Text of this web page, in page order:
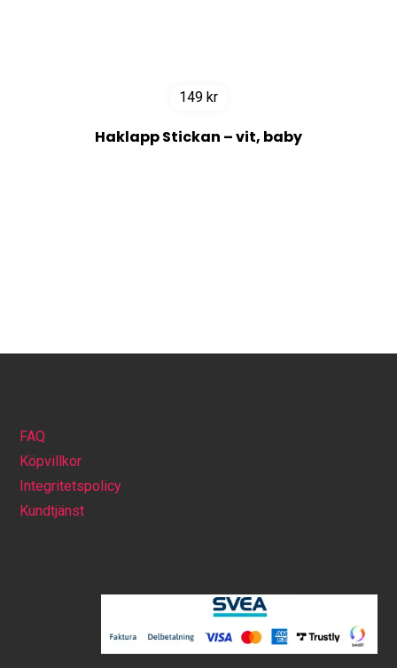
149 kr
Haklapp Stickan – vit, baby
FAQ
Köpvillkor
Integritetspolicy
Kundtjänst